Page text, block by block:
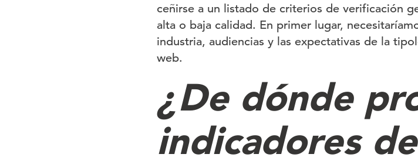
ceñirse a un listado de criterios de verificación
alta o baja calidad. En primer lugar,
industria, audiencias y las expectativas de la
web.
¿De dónde
indicadores